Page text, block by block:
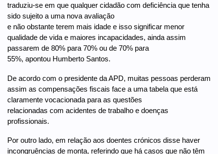
traduziu-se em que qualquer cidadão com deficiência que tenha
sido sujeito a uma nova avaliação
e não obstante terem mais idade e isso significar menor
qualidade de vida e maiores incapacidades, ainda assim
passarem de 80% para 70% ou de 70% para
55%, apontou Humberto Santos.
De acordo com o presidente da APD, muitas pessoas perderam
assim as compensações fiscais face a uma tabela que está
claramente vocacionada para as questões
relacionadas com acidentes de trabalho e doenças
profissionais.
Por outro lado, em relação aos doentes crónicos disse haver
incongruências de monta, referindo que há casos que não têm